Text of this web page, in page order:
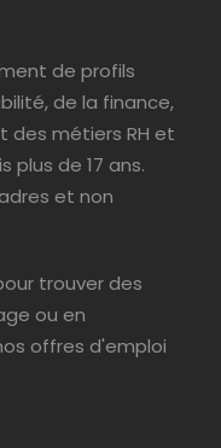
de profils
de la finance,
des métiers RH et
plus de 17 ans.
et non
trouver des
ou en
offres d'emploi